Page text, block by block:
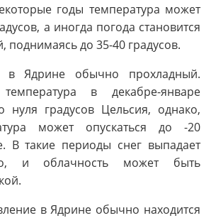
годы температура может
а иногда погода становится
поднимаясь до 35-40 градусов.
в Ядрине обычно прохладный.
в декабре-январе
нуля градусов Цельсия, однако,
может опускаться до -20
В такие периоды снег выпадает
и облачность может быть
в Ядрине обычно находится